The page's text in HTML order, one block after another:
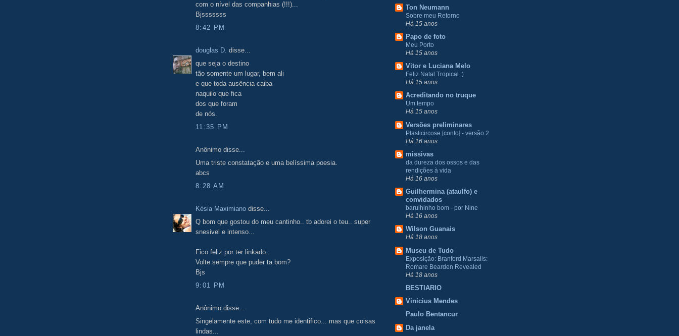
com o nível das companhias (!!!)...
Bjsssssss
8:42 PM
douglas D. disse...
que seja o destino
tão somente um lugar, bem ali
e que toda ausência caiba
naquilo que fica
dos que foram
de nós.
11:35 PM
Anônimo disse...
Uma triste constatação e uma belíssima poesia.
abcs
8:28 AM
Késia Maximiano disse...
Q bom que gostou do meu cantinho.. tb adorei o teu.. super
snesivel e intenso...
Fico feliz por ter linkado..
Volte sempre que puder ta bom?
Bjs
9:01 PM
Anônimo disse...
Singelamente este, com tudo me identifico... mas que coisas
lindas...
Ton Neumann
Sobre meu Retorno
Há 15 anos
Papo de foto
Meu Porto
Há 15 anos
Vitor e Luciana Melo
Feliz Natal Tropical :)
Há 15 anos
Acreditando no truque
Um tempo
Há 15 anos
Versões preliminares
Plasticircose [conto] - versão 2
Há 16 anos
missivas
da dureza dos ossos e das
rendições à vida
Há 16 anos
Guilhermina (ataulfo) e
convidados
barulhinho bom - por Nine
Há 16 anos
Wilson Guanais
Há 18 anos
Museu de Tudo
Exposição: Branford Marsalis:
Romare Bearden Revealed
Há 18 anos
BESTIARIO
Vinicius Mendes
Paulo Bentancur
Da janela